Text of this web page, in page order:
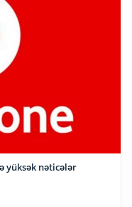
yüksək nəticələr